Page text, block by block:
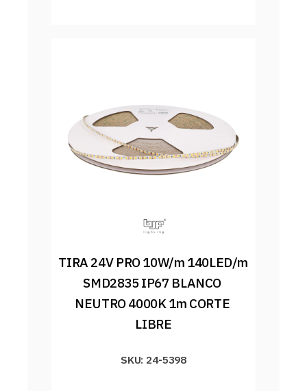
TIRA 24V PRO 10W/m 140LED/m
SMD2835 IP67 BLANCO
NEUTRO 4000K 1m CORTE
LIBRE
SKU: 24-5398